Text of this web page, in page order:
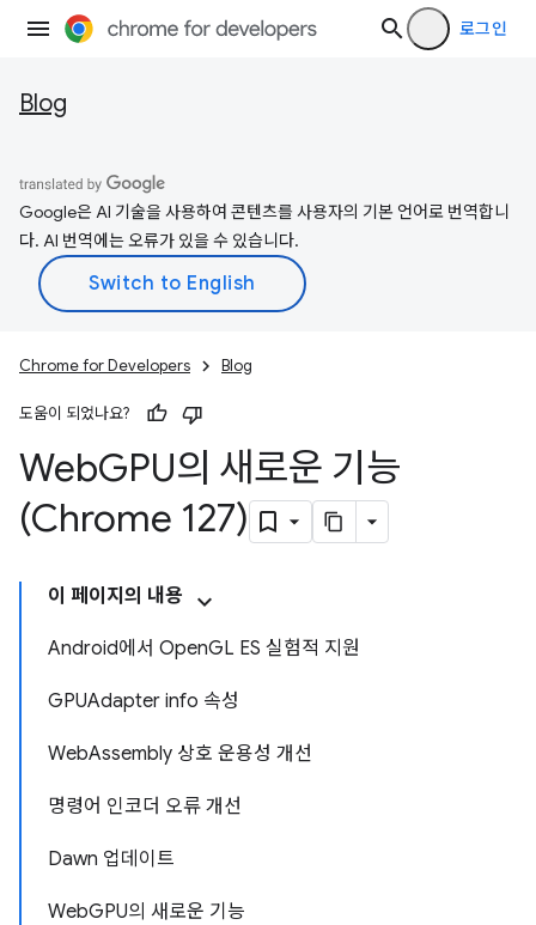
로그인
Blog
Google은 AI 기술을 사용하여 콘텐츠를 사용자의 기본 언어로 번역합니
다. AI 번역에는 오류가 있을 수 있습니다.
Chrome for Developers Blog
도움이 되었나요?
WebGPU의 새로운 기능
(Chrome 127)
이 페이지의 내용
Android에서 OpenGL ES 실험적 지원
GPUAdapter info 속성
WebAssembly 상호 운용성 개선
명령어 인코더 오류 개선
Dawn 업데이트
WebGPU의 새로운 기능